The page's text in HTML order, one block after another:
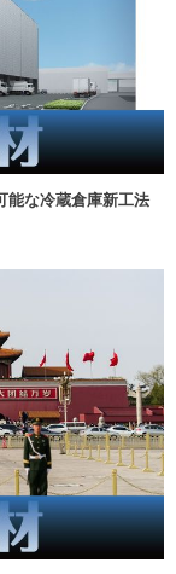
能な冷蔵倉庫新工法